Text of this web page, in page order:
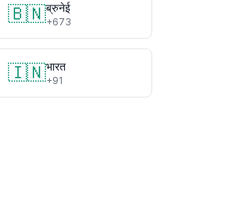
🇧🇳ब्रुनेई
+673
🇮🇳भारत
+91